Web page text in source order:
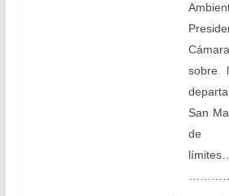
sobre
San
de